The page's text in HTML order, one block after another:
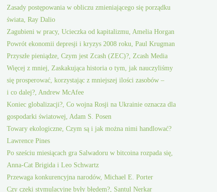
Zasady postępowania w obliczu zmieniającego się porządku
świata, Ray Dalio
Zagubieni w pracy, Ucieczka od kapitalizmu, Amelia Horgan
Powrót ekonomii depresji i kryzys 2008 roku, Paul Krugman
Przyszłe pieniądze, Czym jest Zcash (ZEC)?, Zcash Media
Więcej z mniej, Zaskakująca historia o tym, jak nauczyliśmy
się prosperować, korzystając z mniejszej ilości zasobów –
i co dalej?, Andrew McAfee
Koniec globalizacji?, Co wojna Rosji na Ukrainie oznacza dla
gospodarki światowej, Adam S. Posen
Towary ekologiczne, Czym są i jak można nimi handlować?
Lawrence Pines
Po sześciu miesiącach gra Salwadoru w bitcoina rozpada się,
Anna-Cat Brigida i Leo Schwartz
Przewaga konkurencyjna narodów, Michael E. Porter
Czy czeki stymulacyjne były błędem?, Santul Nerkar